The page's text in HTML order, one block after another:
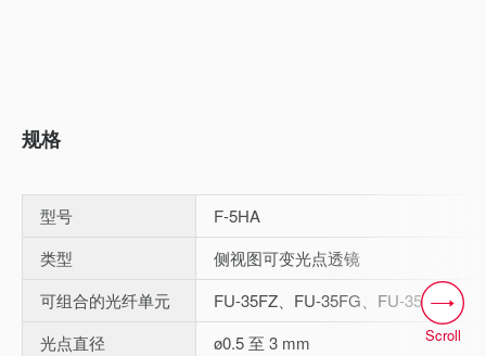
规格
型号
F-5HA
类型
侧视图可变光点透镜
可组合的光纤单元
FU-35FZ、FU-35FG、FU-35FA
光点直径
ø0.5 至 3 mm
Scroll